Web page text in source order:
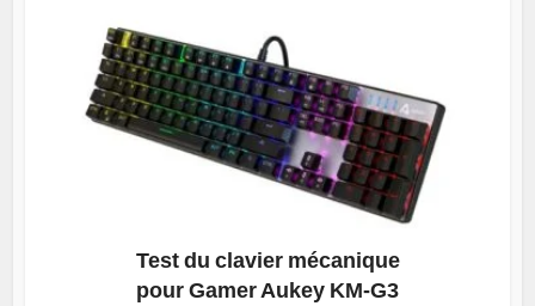
Test du clavier mécanique
pour Gamer Aukey KM-G3